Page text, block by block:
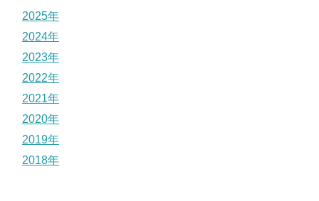
2025年
2024年
2023年
2022年
2021年
2020年
2019年
2018年